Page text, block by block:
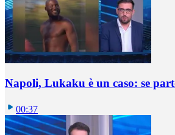
Napoli, Lukaku è un caso: se
00:37